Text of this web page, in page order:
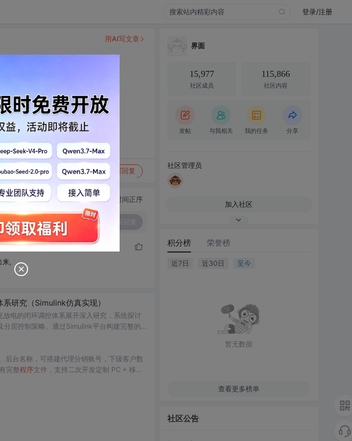
登录/注册
写回复
用AI写文章
切换为时间正序
来,
研究（Simulink仿真实现）
电的闭环调控体系展开深入研究，系统探讨
层控制策略。通过Simulink平台构建完整的
用双PI闭环控制、模型预测控制（MPC）等
统在削峰填谷中的优化运行，对于增强离网
能系统的双向能量管理；③ 研究MPPT控制
网能量管理系统的设计、优化与性能验证提
制结构的参数整定，并通过设置不同的光照
后台名称，可搭建代理分销账号，下级客户数
完整程序文件，支持二次开发定制 PC + 移动
界面
15,977
社区成员
115,866
社区内容
发帖 与我相关 我的任务 分享
社区管理员
加入社区
积分榜 荣誉榜
近7日 近30日 至今
暂无数据
查看更多榜单
社区公告